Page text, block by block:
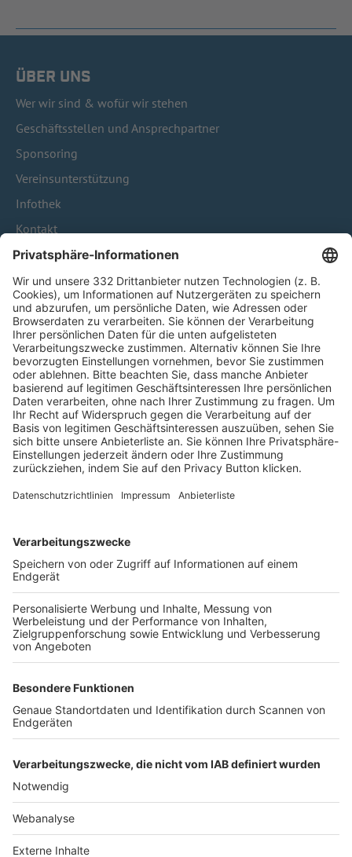
ÜBER UNS
Wer wir sind & wofür wir stehen
Geschäftsstellen und Ansprechpartner
Sponsoring
Vereinsunterstützung
Infothek
Kontakt
HÄUFIG BESUCHTE SEITEN
Pässe und Vereinswechsel
Trainerausbildung
Schulungsangebot Vereinsmitarbeiter
BFV-Geschäftsstellen
Trainerbörse
Login SpielPlus
FOLGE DEM BFV
TOP-VEREINE
TOP-PARTNER
Nutzungsbedingungen Datenschutz Impressum